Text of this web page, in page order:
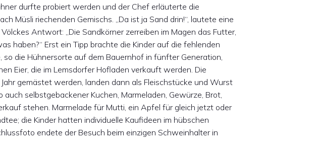
durfte probiert werden und der Chef erläuterte die
Müsli riechenden Gemischs. „Da ist ja Sand drin!“, lautete eine
Antwort: „Die Sandkörner zerreiben im Magen das Futter,
haben?“ Erst ein Tipp brachte die Kinder auf die fehlenden
so die Hühnersorte auf dem Bauernhof in fünfter Generation,
Eier, die im Lemsdorfer Hofladen verkauft werden. Die
gemästet werden, landen dann als Fleischstücke und Wurst
selbstgebackener Kuchen, Marmeladen, Gewürze, Brot,
stehen. Marmelade für Mutti, ein Apfel für gleich jetzt oder
die Kinder hatten individuelle Kaufideen im hübschen
endete der Besuch beim einzigen Schweinhalter in